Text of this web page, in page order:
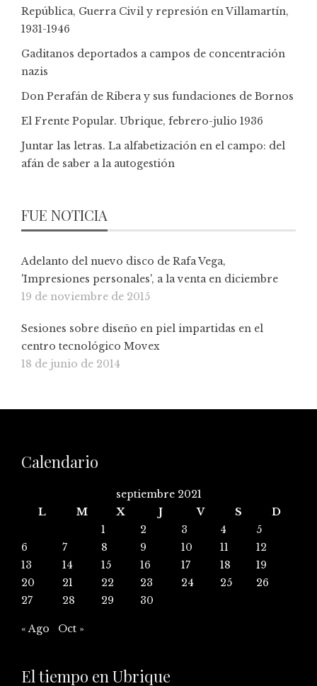
República, Guerra Civil y represión en Villamartín,
1931-1946
Gaditanos deportados a campos de concentración
nazis
Don Perafán de Ribera y sus fundaciones de Bornos
El Frente Popular. Ubrique, febrero-julio 1936
Juntar las letras. La alfabetización en el campo: del
afán de saber a la autogestión
FUE NOTICIA
Adelanto del nuevo disco de Rafa Vega,
'Impresiones personales', a la venta en diciembre
19 de noviembre de 2015
Sesiones sobre diseño en piel impartidas en el
centro tecnológico Movex
18 de junio de 2014
Calendario
septiembre 2021
L
M X J V S
D
1
2 3 4
5
6
7 8 9 10 11
12
13
14 15 16 17 18
19
20
21 22 23 24 25
26
27
28 29 30
« Ago Oct »
El tiempo en Ubrique